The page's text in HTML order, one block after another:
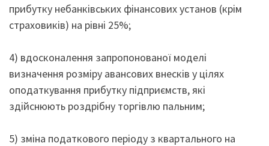
прибутку небанківських фінансових установ (крім
страховиків) на рівні 25%;
4) вдосконалення запропонованої моделі
визначення розміру авансових внесків у цілях
оподаткування прибутку підприємств, які
здійснюють роздрібну торгівлю пальним;
5) зміна податкового періоду з квартального на